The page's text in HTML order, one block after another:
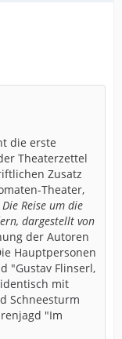
die erste
Theaterzettel
Zusatz
Theater,
Die Reise um die
dargestellt von
der Autoren
Hauptpersonen
"Gustav Flinserl,
mit
Schneesturm
"Im